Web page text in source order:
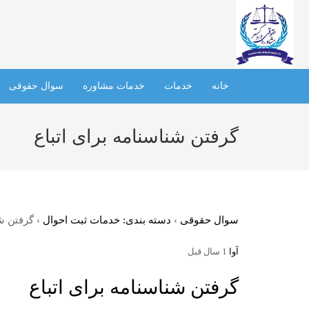
خانه خدمات خدمات مشاوره سوال حقوقی
گرفتن شناسنامه برای اتباع
سوال حقوقی › دسته بندی: خدمات ثبت احوال › گرفتن
آوا
گرفتن شناسنامه برای اتباع